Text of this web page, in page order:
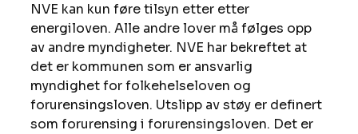
NVE kan kun føre tilsyn etter etter
energiloven. Alle andre lover må følges opp
av andre myndigheter. NVE har bekreftet at
det er kommunen som er ansvarlig
myndighet for folkehelseloven og
forurensingsloven. Utslipp av støy er definert
som forurensing i forurensingsloven. Det er